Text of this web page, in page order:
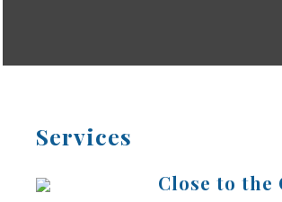
Services
Close to the